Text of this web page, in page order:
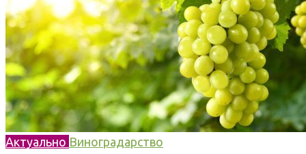
Актуально Виноградарство